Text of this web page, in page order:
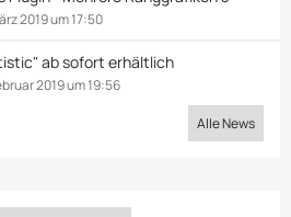
2019 um 17:50
ab sofort erhältlich
2019 um 19:56
Alle News